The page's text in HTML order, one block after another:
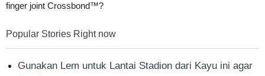
finger joint Crossbond™?
Popular Stories Right now
Gunakan Lem untuk Lantai Stadion dari Kayu ini agar